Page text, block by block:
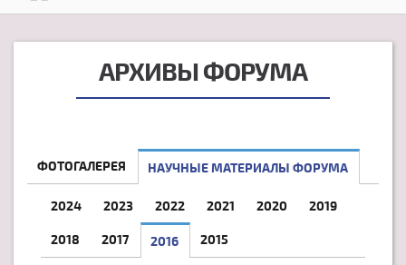
АРХИВЫ ФОРУМА
ФОТОГАЛЕРЕЯ НАУЧНЫЕ МАТЕРИАЛЫ ФОРУМА
2024 2023 2022 2021 2020 2019
2018 2017 2016 (АКТИВНАЯ ВКЛАДКА)
2015